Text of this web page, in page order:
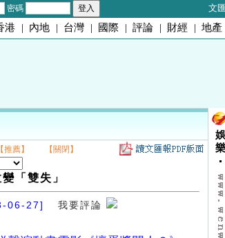
密碼 文
港 | 內地 | 台灣 | 國際 | 評論 | 財經 | 地產
【推薦】 【關閉】
「雙失」
06-27] 我要評論
娛
樂